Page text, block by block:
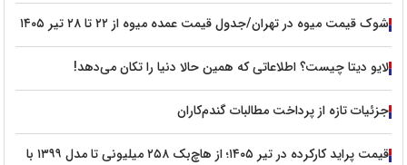
شوک قیمت میوه در تهران/جدول قیمت عمده میوه از ۲۲ تا ۲۸ تیر ۱۴۰۵
لایو دیتا چیست؟ اطلاعاتی که همین حالا دنیا را تکان می‌دهد!
جزئیات تازه از پرداخت مطالبات گندم‌کاران
قیمت پراید کارکرده در تیر ۱۴۰۵؛ از هاچ‌بک ۲۵۸ میلیونی تا مدل ۱۳۹۹ با